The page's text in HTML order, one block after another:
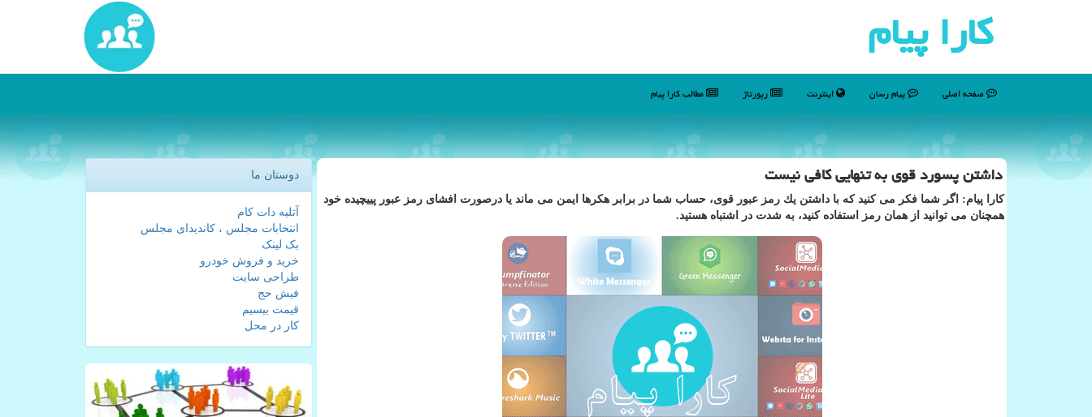
كارا پیام
صفحه اصلی پیام رسان اینترنت رپورتاژ مطالب كارا پیام
داشتن پسورد قوی به تنهایی كافی نیست
كارا پیام: اگر شما فكر می كنید كه با داشتن یك رمز عبور قوی، حساب شما در برابر هكرها ایمن می ماند یا درصورت افشای رمز عبور پییچیده خود
همچنان می توانید از همان رمز استفاده كنید، به شدت در اشتباه هستید.
دوستان ما
آتلیه دات کام
انتخابات مجلس ، کاندیدای مجلس
بک لینک
خرید و فروش خودرو
طراحی سایت
فیش حج
قیمت بیسیم
کار در محل